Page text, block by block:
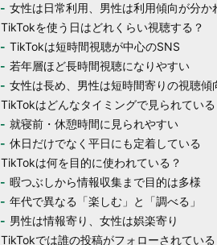
女性は日常利用、男性は利用傾向が分か
TikTokを使う日はどれくらい視聴する？
TikTokは短時間視聴が中心のSNS
若年層ほど長時間視聴になりやすい
女性は長め、男性は短時間寄りの視聴傾
TikTokはどんなタイミングで見られている
就寝前・休憩時間に見られやすい
休日だけでなく平日にも定着している
TikTokは何を目的に使われている？
暇つぶしから情報収集まで目的は多様
年代で異なる「楽しむ」と「調べる」
男性は情報寄り、女性は娯楽寄り
TikTokでは誰の投稿がフォローされている